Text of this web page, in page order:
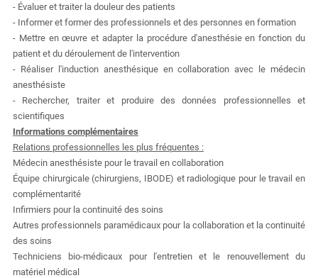
- Évaluer et traiter la douleur des patients
- Informer et former des professionnels et des personnes en formation
- Mettre en œuvre et adapter la procédure d'anesthésie en fonction du
patient et du déroulement de l'intervention
- Réaliser l'induction anesthésique en collaboration avec le médecin
anesthésiste
- Rechercher, traiter et produire des données professionnelles et
scientifiques
Informations complémentaires
Relations professionnelles les plus fréquentes :
Médecin anesthésiste pour le travail en collaboration
Équipe chirurgicale (chirurgiens, IBODE) et radiologique pour le travail en
complémentarité
Infirmiers pour la continuité des soins
Autres professionnels paramédicaux pour la collaboration et la continuité
des soins
Techniciens bio-médicaux pour l'entretien et le renouvellement du
matériel médical